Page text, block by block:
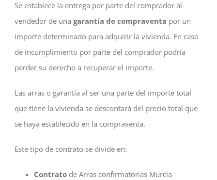
Se establece la entrega por parte del comprador al
vendedor de una garantía de compraventa por un
importe determinado para adquirir la vivienda. En caso
de incumplimiento por parte del comprador podría
perder su derecho a recuperar el importe.
Las arras o garantía al ser una parte del importe total
que tiene la vivienda se descontará del precio total que
se haya establecido en la compraventa.
Este tipo de contrato se divide en:
Contratode Arras confirmatorias Murcia